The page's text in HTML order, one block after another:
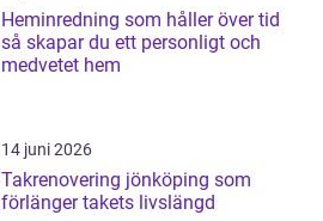
Heminredning som håller över tid
så skapar du ett personligt och
medvetet hem
14 juni 2026
Takrenovering jönköping som
förlänger takets livslängd